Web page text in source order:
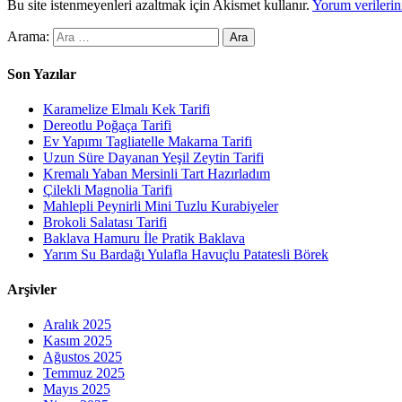
Bu site istenmeyenleri azaltmak için Akismet kullanır. Yorum
Arama:
Son Yazılar
Karamelize Elmalı Kek Tarifi
Dereotlu Poğaça Tarifi
Ev Yapımı Tagliatelle Makarna Tarifi
Uzun Süre Dayanan Yeşil Zeytin Tarifi
Kremalı Yaban Mersinli Tart Hazırladım
Çilekli Magnolia Tarifi
Mahlepli Peynirli Mini Tuzlu Kurabiyeler
Brokoli Salatası Tarifi
Baklava Hamuru İle Pratik Baklava
Yarım Su Bardağı Yulafla Havuçlu Patatesli Börek
Arşivler
Aralık 2025
Kasım 2025
Ağustos 2025
Temmuz 2025
Mayıs 2025